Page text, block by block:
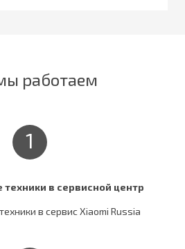
работаем
1
в сервисной центр
в сервис Xiaomi Russia